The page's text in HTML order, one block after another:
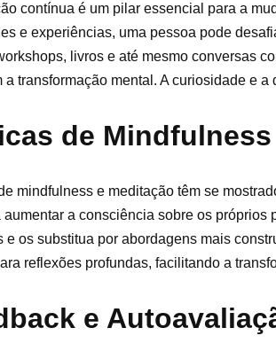
contínua é um pilar essencial para a
e experiências, uma pessoa pode
livros e até mesmo conversas
a transformação mental. A curiosidade e
de
mindfulness e meditação têm se
aumentar a consciência sobre os
e os substitua por abordagens mais
reflexões profundas, facilitando a
e